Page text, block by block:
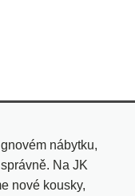
nábytku,
Na JK
nové kousky,